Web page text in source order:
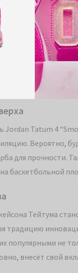
Jordan Tatum 4
Вероятно,
для прочности.
баскетбольной
Тейтума
традицию
популярными не
внесёт свой